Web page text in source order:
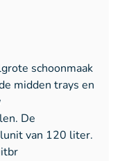
schoonmaak
midden trays en
De
van 120 liter.